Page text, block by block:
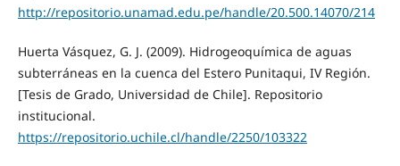
http://repositorio.unamad.edu.pe/handle/20.500.14070/214
Huerta Vásquez, G. J. (2009). Hidrogeoquímica de aguas
subterráneas en la cuenca del Estero Punitaqui, IV Región.
[Tesis de Grado, Universidad de Chile]. Repositorio
institucional.
https://repositorio.uchile.cl/handle/2250/103322